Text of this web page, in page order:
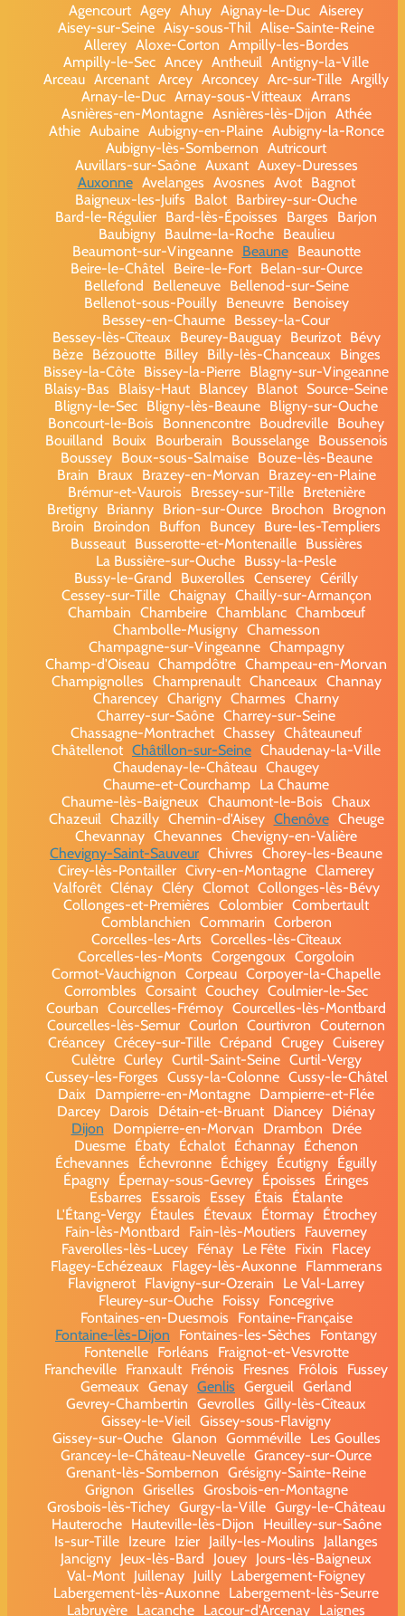
Agencourt Agey Ahuy Aignay-le-Duc Aiserey
Aisey-sur-Seine Aisy-sous-Thil Alise-Sainte-Reine
Allerey Aloxe-Corton Ampilly-les-Bordes
Ampilly-le-Sec Ancey Antheuil Antigny-la-Ville
Arceau Arcenant Arcey Arconcey Arc-sur-Tille Argilly
Arnay-le-Duc Arnay-sous-Vitteaux Arrans
Asnières-en-Montagne Asnières-lès-Dijon Athée
Athie Aubaine Aubigny-en-Plaine Aubigny-la-Ronce
Aubigny-lès-Sombernon Autricourt
Auvillars-sur-Saône Auxant Auxey-Duresses
Auxonne Avelanges Avosnes Avot
Bagnot
Baigneux-les-Juifs
Balot Barbirey-sur-Ouche
Bard-le-Régulier Bard-lès-Époisses Barges
Barjon
Baubigny
Baulme-la-Roche
Beaulieu
Beaumont-sur-Vingeanne
Beaune
Beaunotte
Beire-le-Châtel
Beire-le-Fort
Belan-sur-Ource
Bellefond
Belleneuve
Bellenod-sur-Seine
Bellenot-sous-Pouilly
Beneuvre
Benoisey
Bessey-en-Chaume Bessey-la-Cour
Bessey-lès-Cîteaux
Beurey-Bauguay Beurizot
Bévy
Bèze
Bézouotte Billey Billy-lès-Chanceaux
Binges
Bissey-la-Côte Bissey-la-Pierre Blagny-sur-Vingeanne
Blaisy-Bas
Blaisy-Haut Blancey Blanot Source-Seine
Bligny-le-Sec Bligny-lès-Beaune Bligny-sur-Ouche
Boncourt-le-Bois
Bonnencontre Boudreville Bouhey
Bouilland
Bouix Bourberain Bousselange
Boussenois
Boussey
Boux-sous-Salmaise
Bouze-lès-Beaune
Brain
Braux Brazey-en-Morvan
Brazey-en-Plaine
Brémur-et-Vaurois
Bressey-sur-Tille
Bretenière
Bretigny
Brianny Brion-sur-Ource Brochon
Brognon
Broin
Broindon Buffon Buncey Bure-les-Templiers
Busseaut
Busserotte-et-Montenaille
Bussières
La Bussière-sur-Ouche Bussy-la-Pesle
Bussy-le-Grand
Buxerolles Censerey Cérilly
Cessey-sur-Tille Chaignay Chailly-sur-Armançon
Chambain Chambeire Chamblanc Chambœuf
Chambolle-Musigny Chamesson
Champagne-sur-Vingeanne Champagny
Champ-d'Oiseau Champdôtre Champeau-en-Morvan
Champignolles Champrenault Chanceaux Channay
Charencey Charigny Charmes Charny
Charrey-sur-Saône Charrey-sur-Seine
Chassagne-Montrachet Chassey Châteauneuf
Châtellenot Châtillon-sur-Seine Chaudenay-la-Ville
Chaudenay-le-Château Chaugey
Chaume-et-Courchamp La Chaume
Chaume-lès-Baigneux Chaumont-le-Bois Chaux
Chazeuil Chazilly Chemin-d'Aisey Chenôve Cheuge
Chevannay Chevannes Chevigny-en-Valière
Chevigny-Saint-Sauveur Chivres Chorey-les-Beaune
Cirey-lès-Pontailler Civry-en-Montagne Clamerey
Valforêt Clénay Cléry Clomot Collonges-lès-Bévy
Collonges-et-Premières Colombier Combertault
Comblanchien Commarin Corberon
Corcelles-les-Arts Corcelles-lès-Cîteaux
Corcelles-les-Monts Corgengoux Corgoloin
Cormot-Vauchignon Corpeau Corpoyer-la-Chapelle
Corrombles Corsaint Couchey Coulmier-le-Sec
Courban Courcelles-Frémoy Courcelles-lès-Montbard
Courcelles-lès-Semur Courlon Courtivron Couternon
Créancey Crécey-sur-Tille Crépand Crugey Cuiserey
Culètre Curley Curtil-Saint-Seine Curtil-Vergy
Cussey-les-Forges Cussy-la-Colonne Cussy-le-Châtel
Daix
Dampierre-en-Montagne Dampierre-et-Flée
Darcey Darois Détain-et-Bruant Diancey Diénay
Dijon
Dompierre-en-Morvan Drambon
Drée
Duesme Ébaty Échalot Échannay Échenon
Échevannes
Échevronne Échigey Écutigny Éguilly
Épagny Épernay-sous-Gevrey Époisses
Éringes
Esbarres
Essarois Essey Étais
Étalante
L'Étang-Vergy
Étaules Étevaux Étormay
Étrochey
Fain-lès-Montbard
Fain-lès-Moutiers
Fauverney
Faverolles-lès-Lucey Fénay Le Fête Fixin
Flacey
Flagey-Echézeaux
Flagey-lès-Auxonne
Flammerans
Flavignerot Flavigny-sur-Ozerain
Le Val-Larrey
Fleurey-sur-Ouche Foissy Foncegrive
Fontaines-en-Duesmois
Fontaine-Française
Fontaine-lès-Dijon
Fontaines-les-Sèches
Fontangy
Fontenelle
Forléans
Fraignot-et-Vesvrotte
Francheville Franxault Frénois Fresnes Frôlois
Fussey
Gemeaux Genay Genlis Gergueil Gerland
Gevrey-Chambertin Gevrolles Gilly-lès-Cîteaux
Gissey-le-Vieil Gissey-sous-Flavigny
Gissey-sur-Ouche Glanon Gomméville
Les Goulles
Grancey-le-Château-Neuvelle Grancey-sur-Ource
Grenant-lès-Sombernon Grésigny-Sainte-Reine
Grignon Griselles Grosbois-en-Montagne
Grosbois-lès-Tichey Gurgy-la-Ville Gurgy-le-Château
Hauteroche
Hauteville-lès-Dijon
Heuilley-sur-Saône
Is-sur-Tille Izeure Izier Jailly-les-Moulins
Jallanges
Jancigny Jeux-lès-Bard Jouey Jours-lès-Baigneux
Val-Mont Juillenay Juilly Labergement-Foigney
Labergement-lès-Auxonne Labergement-lès-Seurre
Labruyère Lacanche Lacour-d'Arcenay Laignes